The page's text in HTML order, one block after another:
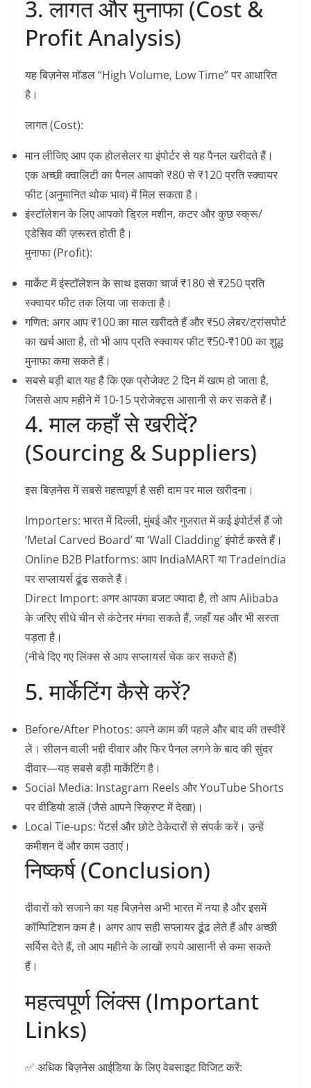
3. लागत और मुनाफा (Cost &
Profit Analysis)
​यह बिज़नेस मॉडल “High Volume, Low Time” पर आधारित
है।
लागत (Cost):
​मान लीजिए आप एक होलसेलर या इंपोर्टर से यह पैनल खरीदते हैं।
एक अच्छी क्वालिटी का पैनल आपको₹80 से ₹120 प्रति स्क्वायर
फीट(अनुमानित थोक भाव) में मिल सकता है।
​इंस्टॉलेशन के लिए आपको ड्रिल मशीन, कटर और कुछ स्क्रू/
एडेसिव की ज़रूरत होती है।
मुनाफा (Profit):
​मार्केट में इंस्टॉलेशन के साथ इसका चार्ज₹180 से ₹250 प्रति
स्क्वायर फीटतक लिया जा सकता है।
गणित: अगर आप ₹100 का माल खरीदते हैं और ₹50 लेबर/ट्रांसपोर्ट
का खर्च आता है, तो भी आप प्रति स्क्वायर फीट ₹50-₹100 का शुद्ध
मुनाफा कमा सकते हैं।
​सबसे बड़ी बात यह है कि एक प्रोजेक्ट 2 दिन में खत्म हो जाता है,
जिससे आप महीने में 10-15 प्रोजेक्ट्स आसानी से कर सकते हैं।
4. माल कहाँ से खरीदें?
(Sourcing & Suppliers)
​इस बिज़नेस में सबसे महत्वपूर्ण है सही दाम पर माल खरीदना।
Importers: भारत में दिल्ली, मुंबई और गुजरात में कई इंपोर्टर्स हैं जो
‘Metal Carved Board’ या ‘Wall Cladding’ इंपोर्ट करते हैं।
Online B2B Platforms: आप IndiaMART या TradeIndia
पर सप्लायर्स ढूंढ सकते हैं।
Direct Import: अगर आपका बजट ज्यादा है, तो आप Alibaba
के जरिए सीधे चीन से कंटेनर मंगवा सकते हैं, जहाँ यह और भी सस्ता
पड़ता है।
(नीचे दिए गए लिंक्स से आप सप्लायर्स चेक कर सकते हैं)
5. मार्केटिंग कैसे करें?
Before/After Photos: अपने काम की पहले और बाद की तस्वीरें
लें। सीलन वाली भद्दी दीवार और फिर पैनल लगने के बाद की सुंदर
दीवार—यह सबसे बड़ी मार्केटिंग है।
Social Media: Instagram Reels और YouTube Shorts
पर वीडियो डालें (जैसे आपने स्क्रिप्ट में देखा)।
Local Tie-ups:पेंटर्स और छोटे ठेकेदारों से संपर्क करें। उन्हें
कमीशन दें और काम उठाएं।
निष्कर्ष (Conclusion)
​दीवारों को सजाने का यह बिज़नेस अभी भारत में नया है और इसमें
कॉम्पिटिशन कम है। अगर आप सही सप्लायर ढूंढ लेते हैं और अच्छी
सर्विस देते हैं, तो आप महीने के लाखों रुपये आसानी से कमा सकते
हैं।
महत्वपूर्ण लिंक्स (Important
Links)
​✅ अधिक बिज़नेस आईडिया के लिए वेबसाइट विजिट करें: